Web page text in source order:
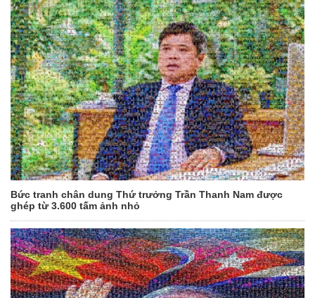
Bức tranh chân dung Thứ trưởng Trần Thanh Nam được
ghép từ 3.600 tấm ảnh nhỏ